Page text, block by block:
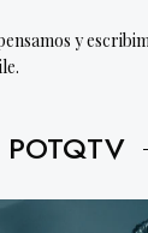
y
POTQTV